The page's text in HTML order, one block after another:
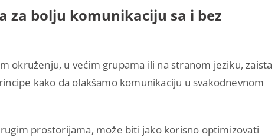
za bolju komunikaciju sa i bez
okruženju, u većim grupama ili na stranom jeziku, zaista
kako da olakšamo komunikaciju u svakodnevnom
prostorijama, može biti jako korisno optimizovati